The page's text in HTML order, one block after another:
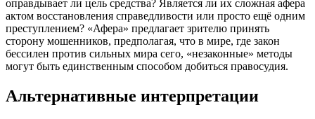
оправдывает ли цель средства? Является ли их сложная афера
актом восстановления справедливости или просто ещё одним
преступлением? «Афера» предлагает зрителю принять
сторону мошенников, предполагая, что в мире, где закон
бессилен против сильных мира сего, «незаконные» методы
могут быть единственным способом добиться правосудия.
Альтернативные интерпретации